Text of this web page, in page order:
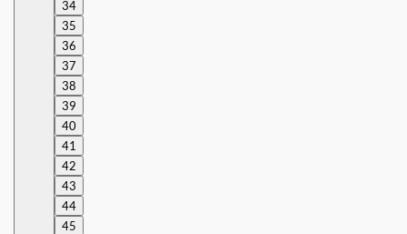
34
35
36
37
38
39
40
41
42
43
44
45